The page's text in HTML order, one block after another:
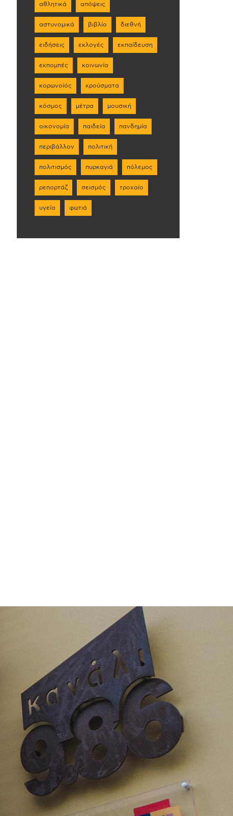
αθλητικά απόψεις
αστυνομικά βιβλίο διεθνή
ειδήσεις εκλογές εκπαίδευση
εκπομπές κοινωνία
κορωνοϊός κρούσματα
κόσμος μέτρα μουσική
οικονομία παιδεία πανδημία
περιβάλλον πολιτική
πολιτισμός πυρκαγιά πόλεμος
ρεπορτάζ σεισμός τροχαίο
υγεία φωτιά